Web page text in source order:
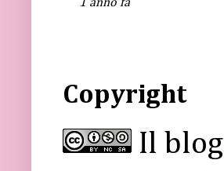
1 anno fa
Copyright
Il blog